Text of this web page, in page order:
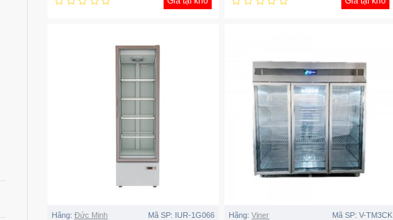
Hãng: Đức Minh Mã SP: IUR-1G066 Hãng: Viner Mã SP: V-TM3CK